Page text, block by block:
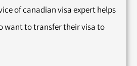
of canadian visa expert helps
want to transfer their visa to